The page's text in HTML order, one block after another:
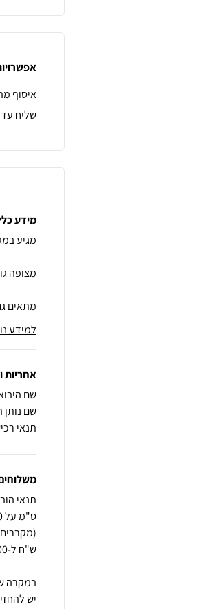
איסוף
שליח
מידע
מתאים
למידע
אחריות
שם
שם נותן
תנאי
יש